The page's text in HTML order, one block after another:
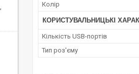
Колір
КОРИСТУВАЛЬНИЦЬКІ
Кількість USB-портів
Тип роз'єму